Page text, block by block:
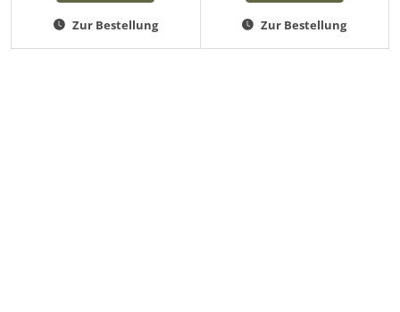
Zur Bestellung Zur Bestellung